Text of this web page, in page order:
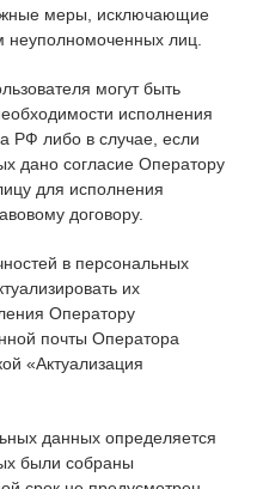
меры, исключающие
лиц.
могут быть
исполнения
РФ либо в случае, если
дано согласие Оператору
для исполнения
договору.
в персональных
их
Оператору
почты Оператора
«Актуализация
данных определяется
были собраны